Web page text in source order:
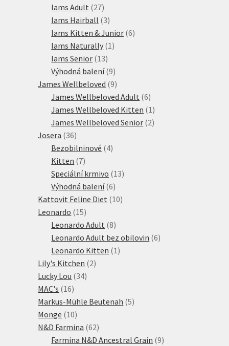
produktů
Iams Adult 2727
produktů
Iams Hairball 33
produkty
Iams Kitten & Junior 66
Iams Naturally 1 1
Iams Senior 1313
produktů
Výhodná balení 99
produktů
James Wellbeloved 99
produktů
James Wellbeloved Adult 66
produktů
James Wellbeloved Kitten 1 1
produkt
James Wellbeloved Senior 22
Josera 3636
produktů
Bezobilninové 44
Kitten 77
produktů
Speciální krmivo 1313
Výhodná balení 66
produktů
Kattovit Feline Diet 1010
Leonardo 1515
produktů
Leonardo Adult 88
produktů
Leonardo Adult bez obilovin 66
Leonardo Kitten 1 1
Lily's Kitchen 22
Lucky Lou 3434
MAC's 1616
produktů
Markus-Mühle Beutenah 55
Monge 1010
produktů
N&D Farmina 6262
produktů
Farmina N&D Ancestral Grain 99